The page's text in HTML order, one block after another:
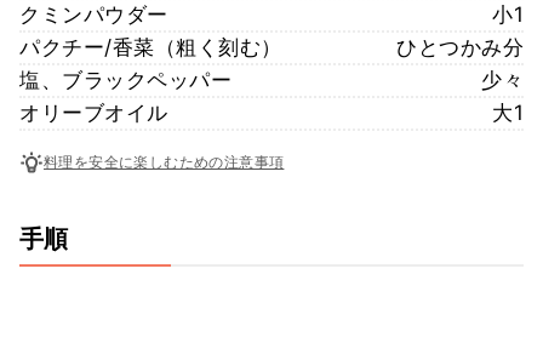
クミンパウダー
小1
パクチー/香菜（粗く刻む）
ひとつかみ分
塩、ブラックペッパー
少々
オリーブオイル
大1
料理を安全に楽しむための注意事項
手順